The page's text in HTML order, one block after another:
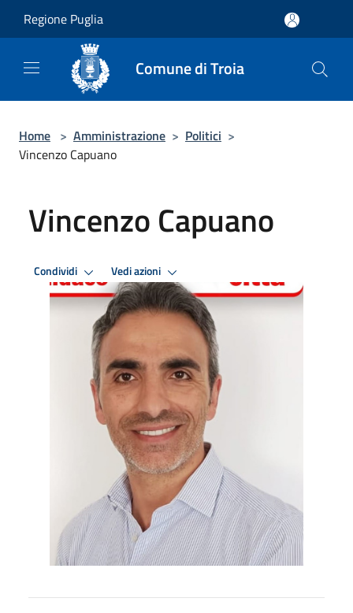
Regione Puglia
Comune di Troia
Home > Amministrazione > Politici >
Vincenzo Capuano
Vincenzo Capuano
Condividi Vedi azioni